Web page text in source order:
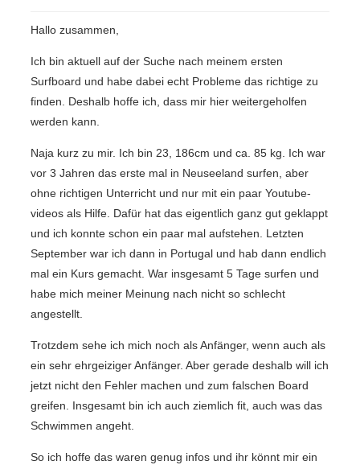
Hallo zusammen,
Ich bin aktuell auf der Suche nach meinem ersten
Surfboard und habe dabei echt Probleme das richtige zu
finden. Deshalb hoffe ich, dass mir hier weitergeholfen
werden kann.
Naja kurz zu mir. Ich bin 23, 186cm und ca. 85 kg. Ich war
vor 3 Jahren das erste mal in Neuseeland surfen, aber
ohne richtigen Unterricht und nur mit ein paar Youtube-
videos als Hilfe. Dafür hat das eigentlich ganz gut geklappt
und ich konnte schon ein paar mal aufstehen. Letzten
September war ich dann in Portugal und hab dann endlich
mal ein Kurs gemacht. War insgesamt 5 Tage surfen und
habe mich meiner Meinung nach nicht so schlecht
angestellt.
Trotzdem sehe ich mich noch als Anfänger, wenn auch als
ein sehr ehrgeiziger Anfänger. Aber gerade deshalb will ich
jetzt nicht den Fehler machen und zum falschen Board
greifen. Insgesamt bin ich auch ziemlich fit, auch was das
Schwimmen angeht.
So ich hoffe das waren genug infos und ihr könnt mir ein